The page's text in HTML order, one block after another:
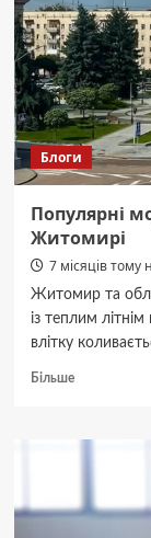
та
правила
оформлення
Блоги
Популярні
Житомирі
7 місяців тому
Житомир та
із теплим
влітку
БільшеДокладніше
моделі
покупців